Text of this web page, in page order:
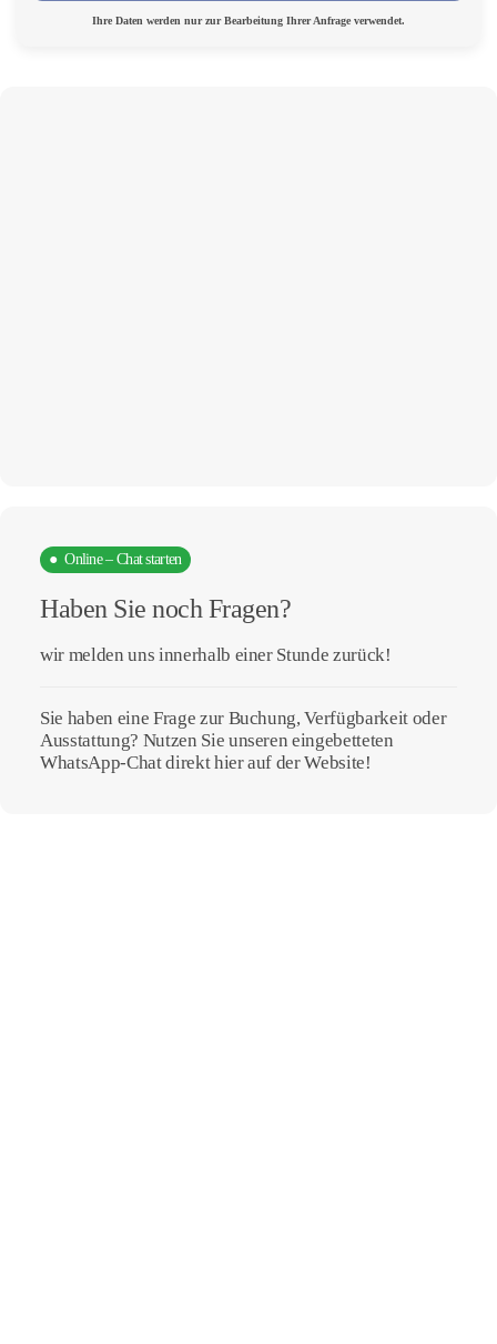
Ihre Daten werden nur zur Bearbeitung Ihrer Anfrage verwendet.
● Online – Chat starten
Haben Sie noch Fragen?
wir melden uns innerhalb einer Stunde zurück!
Sie haben eine Frage zur Buchung, Verfügbarkeit oder
Ausstattung? Nutzen Sie unseren eingebetteten
WhatsApp-Chat direkt hier auf der Website!